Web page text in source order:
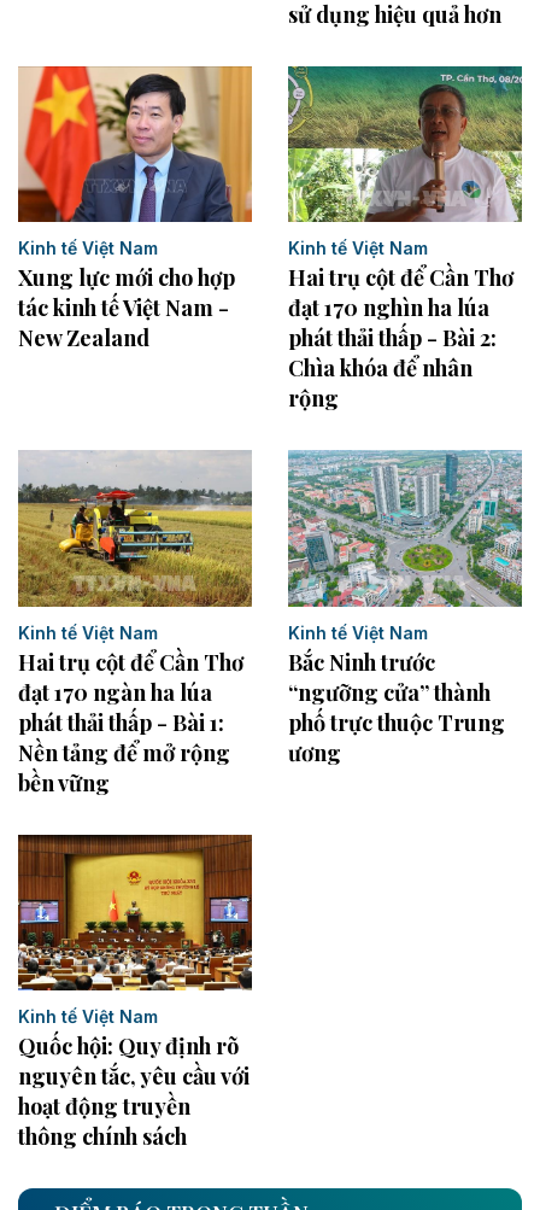
sử dụng hiệu quả hơn
Kinh tế Việt Nam
Xung lực mới cho hợp
tác kinh tế Việt Nam -
New Zealand
Kinh tế Việt Nam
Hai trụ cột để Cần Thơ
đạt 170 nghìn ha lúa
phát thải thấp - Bài 2:
Chìa khóa để nhân
rộng
Kinh tế Việt Nam
Hai trụ cột để Cần Thơ
đạt 170 ngàn ha lúa
phát thải thấp - Bài 1:
Nền tảng để mở rộng
bền vững
Kinh tế Việt Nam
Bắc Ninh trước
“ngưỡng cửa” thành
phố trực thuộc Trung
ương
Kinh tế Việt Nam
Quốc hội: Quy định rõ
nguyên tắc, yêu cầu với
hoạt động truyền
thông chính sách